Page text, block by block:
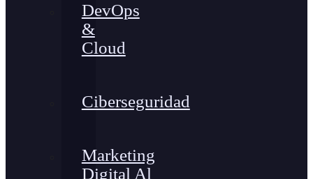
DevOps
&
Cloud
Ciberseguridad
Marketing
Digital Al